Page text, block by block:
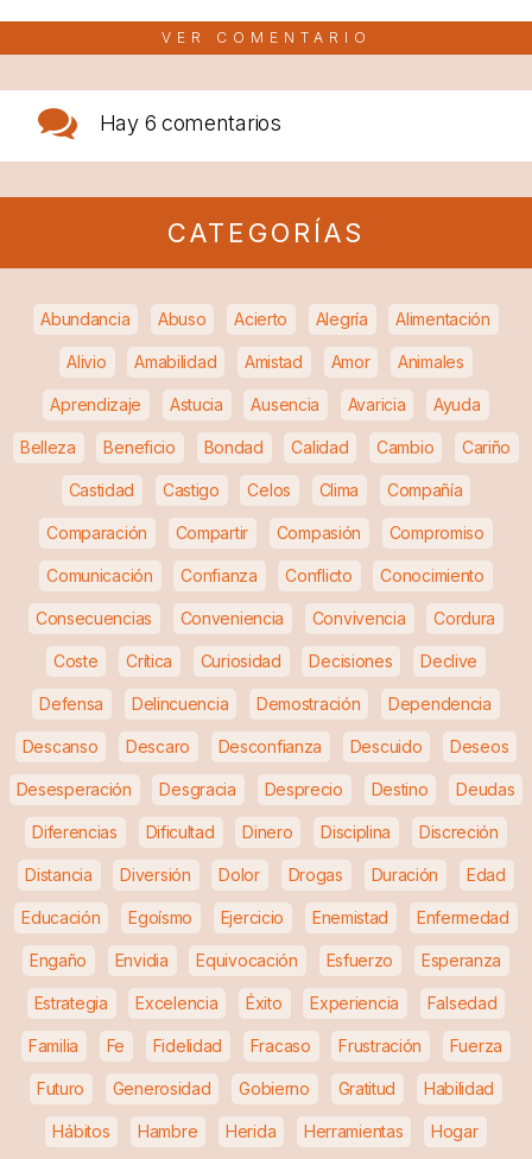
VER COMENTARIO
Hay 6 comentarios
CATEGORÍAS
Abundancia Abuso Acierto Alegría Alimentación
Alivio Amabilidad Amistad Amor Animales
Aprendizaje Astucia Ausencia Avaricia Ayuda
Belleza Beneficio Bondad Calidad Cambio Cariño
Castidad Castigo Celos Clima Compañía
Comparación Compartir Compasión Compromiso
Comunicación Confianza Conflicto Conocimiento
Consecuencias Conveniencia Convivencia Cordura
Coste Crítica Curiosidad Decisiones Declive
Defensa Delincuencia Demostración Dependencia
Descanso Descaro Desconfianza Descuido Deseos
Desesperación Desgracia Desprecio Destino Deudas
Diferencias Dificultad Dinero Disciplina Discreción
Distancia Diversión Dolor Drogas Duración Edad
Educación Egoísmo Ejercicio Enemistad Enfermedad
Engaño Envidia Equivocación Esfuerzo Esperanza
Estrategia Excelencia Éxito Experiencia Falsedad
Familia Fe Fidelidad Fracaso Frustración Fuerza
Futuro Generosidad Gobierno Gratitud Habilidad
Hábitos Hambre Herida Herramientas Hogar